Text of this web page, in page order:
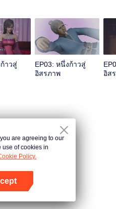
ตา
าวสู่
EP03: หนึ่งก้าวสู่
อิสรภาพ
อิส
วทเต็มพิกัด ซีซัน2
สาวทะลุมิติ
are agreeing to our
use of cookies in
Policy.